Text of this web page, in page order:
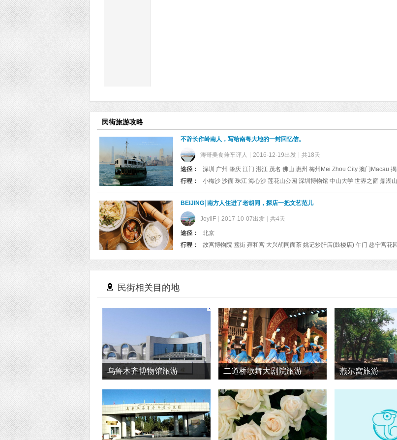
民街旅游攻略
不辞长作岭南人，写给南粤大地的一封回忆信。
涛哥美食兼车评人 2016-12-19出发 共18天
途径：
深圳 广州 肇庆 江门 湛江 茂名 佛山 惠州 梅州Mei Zhou City 澳门Macau
行程：
BEIJING￨南方人住进了老胡同，探店一把文艺范儿
JoyiiF 2017-10-07出发 共4天
途径：
北京
行程：
民街相关目的地
乌鲁木齐博物馆旅游 二道桥歌舞大剧院旅游 燕尔窝旅游